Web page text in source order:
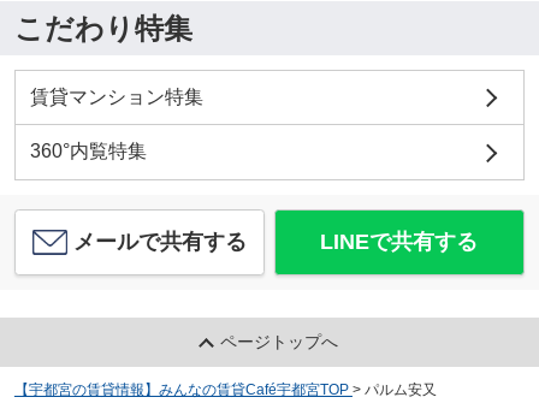
こだわり特集
賃貸マンション特集
360°内覧特集
メールで共有する LINEで共有する
ページトップへ
【宇都宮の賃貸情報】みんなの賃貸Café宇都宮TOP > パルム安又